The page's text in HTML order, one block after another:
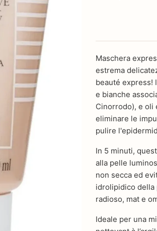
Maschera
estrema
beauté express!
e bianche
Cinorrodo), e oli
eliminare le
pulire
In 5 minuti,
alla pelle
non secca ed
idrolipidico della
radioso, mat e
Ideale per una